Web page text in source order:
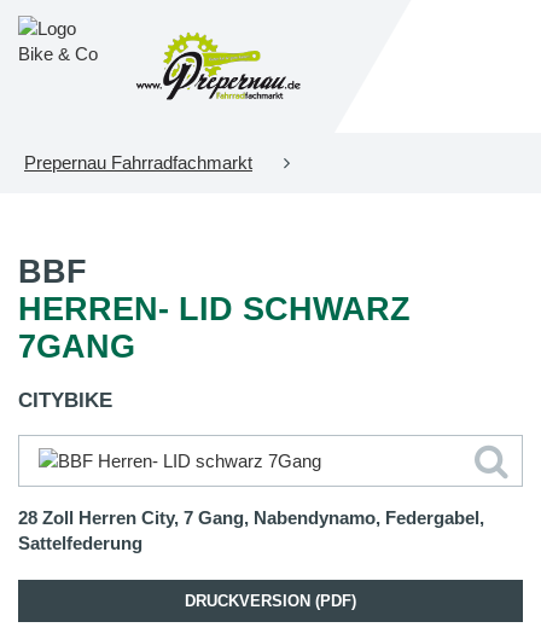
Prepernau Fahrradfachmarkt
BBF
HERREN- LID SCHWARZ
7GANG
CITYBIKE
28 Zoll Herren City, 7 Gang, Nabendynamo, Federgabel,
Sattelfederung
DRUCKVERSION (PDF)